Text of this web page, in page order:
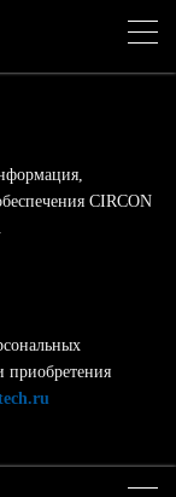
CIRCON
приобретения